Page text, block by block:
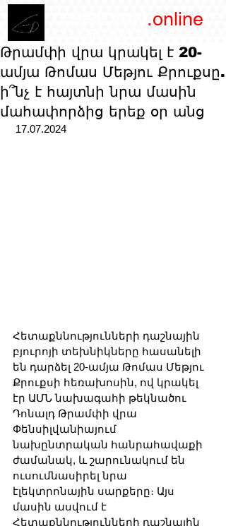
.online
Թրամփի վրա կրակել է 20-
ամյա Թոմաս Մեթյու Քրուքսը.
ի՞նչ է հայտնի նրա մասին
մահափորձից երեք օր անց
17.07.2024
Հետաքննությունների դաշնային
բյուրոյի տեխնիկները հասանելի
են դարձել 20-ամյա Թոմաս Մեթյու
Քրուքսի հեռախոսին, ով կրակել
էր ԱՄՆ նախագահի թեկնածու
Դոնալդ Թրամփի վրա
Փենսիլվանիայում
նախընտրական հանրահավաքի
ժամանակ, և շարունակում են
ուսումնասիրել նրա
էլեկտրոնային սարքերը։ Այս
մասին ասվում է
Հետաքննությունների դաշնային